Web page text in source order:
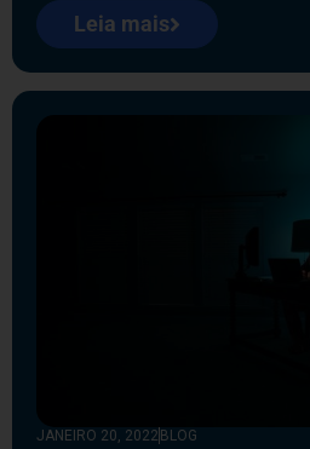
Leia mais
JANEIRO 20, 2022 BLOG